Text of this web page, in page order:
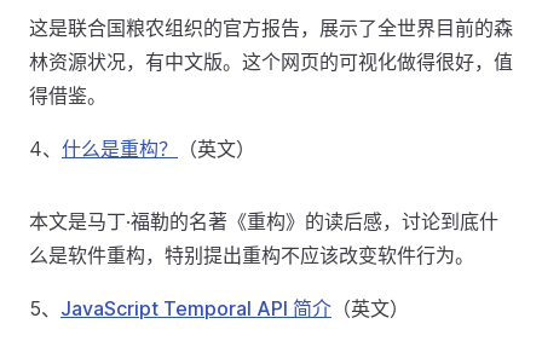
这是联合国粮农组织的官方报告，展示了全世界目前的森
林资源状况，有中文版。这个网页的可视化做得很好，值
得借鉴。
4、 什么是重构？ （英文）
本文是马丁·福勒的名著《重构》的读后感，讨论到底什
么是软件重构，特别提出重构不应该改变软件行为。
5、 JavaScript Temporal API 简介 （英文）